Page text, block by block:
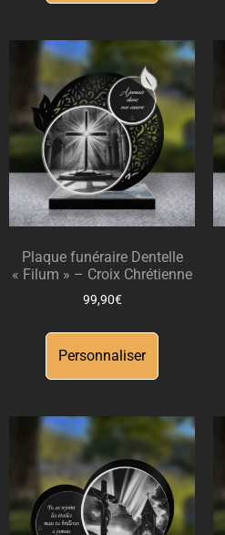
Plaque funéraire Dentelle
« Filum » – Croix Chrétienne
99,90€
Personnaliser